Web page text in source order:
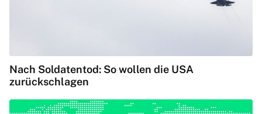
Nach Soldatentod: So wollen die USA
zurückschlagen